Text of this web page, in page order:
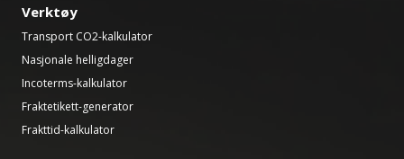
Verktøy
Transport CO2-kalkulator
Nasjonale helligdager
Incoterms-kalkulator
Fraktetikett-generator
Frakttid-kalkulator